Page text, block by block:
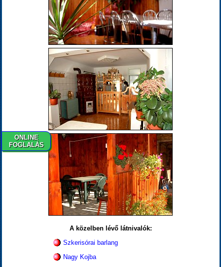
ONLINE
FOGLALÁS
A közelben lévő látnivalók:
Szkerisórai barlang
Nagy Kojba